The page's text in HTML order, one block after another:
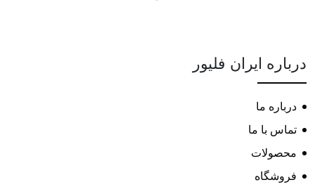
درباره ایران فلیور
درباره ما
تماس با ما
محصولات
فروشگاه